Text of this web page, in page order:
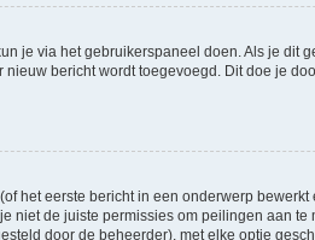
je via het gebruikerspaneel doen. Als je dit
bericht wordt toegevoegd. Dit doe je
het eerste bericht in een onderwerp
de juiste permissies om peilingen aan
door de beheerder), met elke optie